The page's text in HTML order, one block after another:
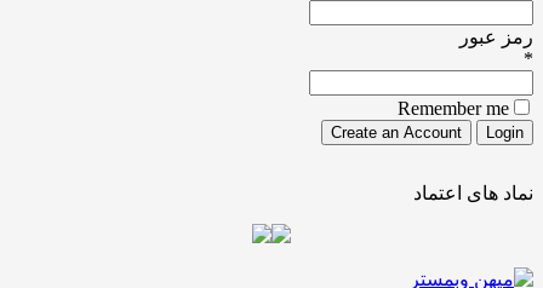
رمز عبور
*
Remember me
نماد های اعتماد